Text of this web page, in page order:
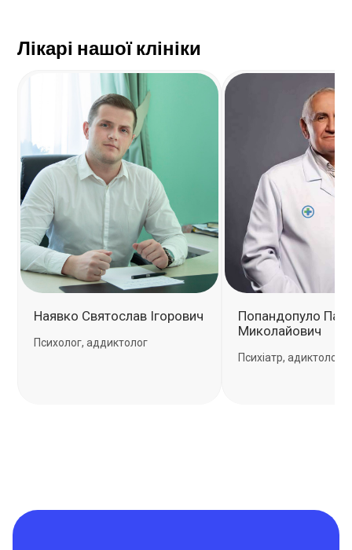
Лікарі нашої клініки
Наявко Святослав Ігорович
Психолог, аддиктолог
Попандопуло
Миколайович
Психіатр, адиктолог